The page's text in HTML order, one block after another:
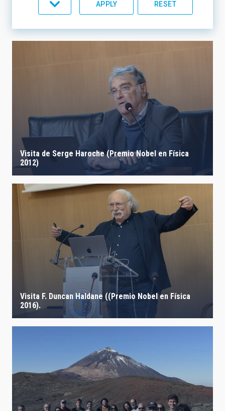
LINES OF INSTRUMENTATION
ASTROPHYSICAL
AUTHORED ON SORT BY ORDER
Visita de Serge Haroche (Premio Nobel en Física
2012)
Visita F. Duncan Haldane ((Premio Nobel en Física
2016).